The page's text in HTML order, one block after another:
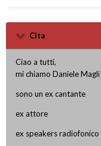
Cita
Ciao a tutti,
mi chiamo Daniele Magli
sono un ex cantante
ex attore
ex speakers radiofonico